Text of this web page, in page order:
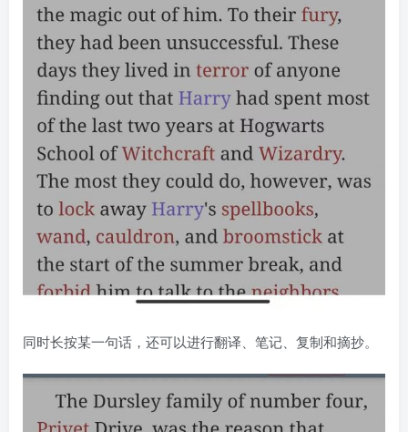
同时长按某一句话，还可以进行翻译、笔记、复制和摘抄。